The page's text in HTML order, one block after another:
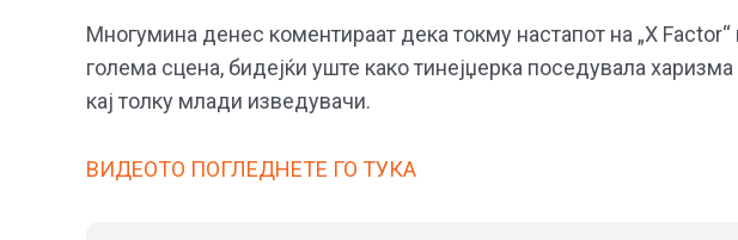
Многумина денес коментираат дека токму настапот на „X
голема сцена, бидејќи уште како тинејџерка поседувала
кај толку млади изведувачи.
ВИДЕОТО ПОГЛЕДНЕТЕ ГО ТУКА